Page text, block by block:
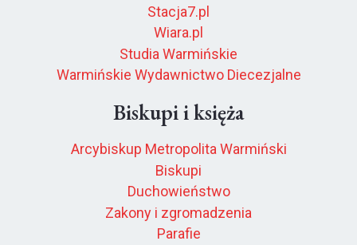
Stacja7.pl
Wiara.pl
Studia Warmińskie
Warmińskie Wydawnictwo Diecezjalne
Biskupi i księża
Arcybiskup Metropolita Warmiński
Biskupi
Duchowieństwo
Zakony i zgromadzenia
Parafie